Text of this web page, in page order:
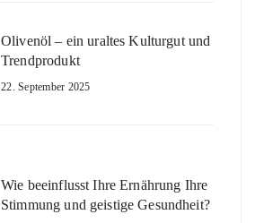
Olivenöl – ein uraltes Kulturgut und
Trendprodukt
22. September 2025
Wie beeinflusst Ihre Ernährung Ihre
Stimmung und geistige Gesundheit?